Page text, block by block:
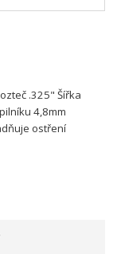
.325" Šířka
4,8mm
ostření